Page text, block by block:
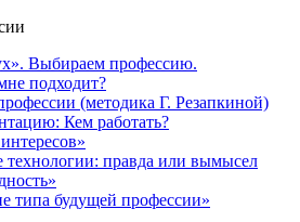
Выбираем профессию.
подходит?
(методика Г. Резапкиной)
Кем работать?
правда или вымысел
типа будущей профессии»